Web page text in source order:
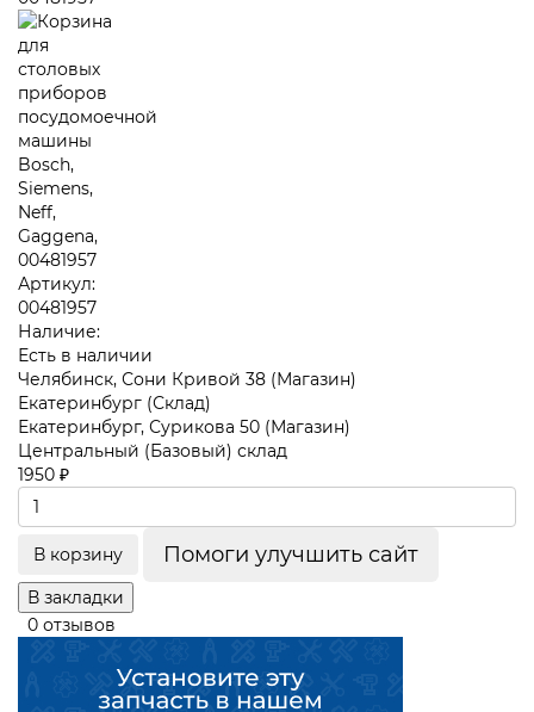
Артикул:
00481957
Наличие:
Есть в наличии
Челябинск, Сони Кривой 38 (Магазин)
Екатеринбург (Склад)
Екатеринбург, Сурикова 50 (Магазин)
Центральный (Базовый) склад
1950 ₽
В корзину Помоги улучшить сайт
В закладки
0 отзывов